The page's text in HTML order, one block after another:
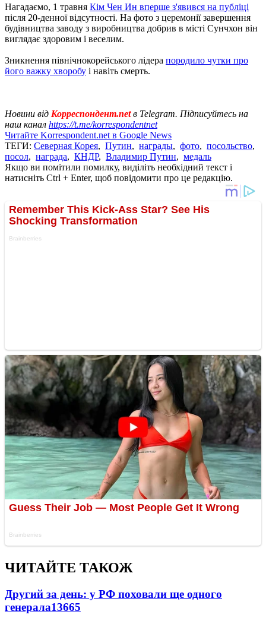
Нагадаємо, 1 травня Кім Чен Ин вперше з'явився на публіці
після 20-денної відсутності. На фото з церемонії завершення
будівництва заводу з виробництва добрив в місті Сунчхон він
виглядає здоровим і веселим.
Зникнення північнокорейського лідера породило чутки про
його важку хворобу і навіть смерть.
Новини від Корреспондент.netв Telegram. Підписуйтесь на
наш канал https://t.me/korrespondentnet
Читайте Korrespondent.net в Google News
ТЕГИ: Северная Корея, Путин, награды, фото, посольство,
посол, награда, КНДР, Владимир Путин, медаль
Якщо ви помітили помилку, виділіть необхідний текст і
натисніть Ctrl + Enter, щоб повідомити про це редакцію.
ЧИТАЙТЕ ТАКОЖ
Другий за день: у РФ поховали ще одного
генерала13665